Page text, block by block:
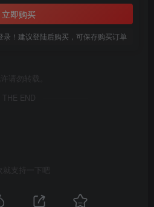
立即购买
录！建议登陆后购买，可保存购买订单
请勿转载。
THE END
就支持一下吧